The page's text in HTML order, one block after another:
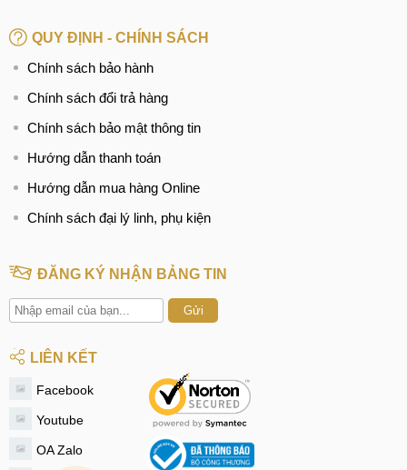
QUY ĐỊNH - CHÍNH SÁCH
Chính sách bảo hành
Chính sách đổi trả hàng
Chính sách bảo mật thông tin
Hướng dẫn thanh toán
Hướng dẫn mua hàng Online
Chính sách đại lý linh, phụ kiện
ĐĂNG KÝ NHẬN BẢNG TIN
Gửi
LIÊN KẾT
Facebook
Youtube
OA Zalo